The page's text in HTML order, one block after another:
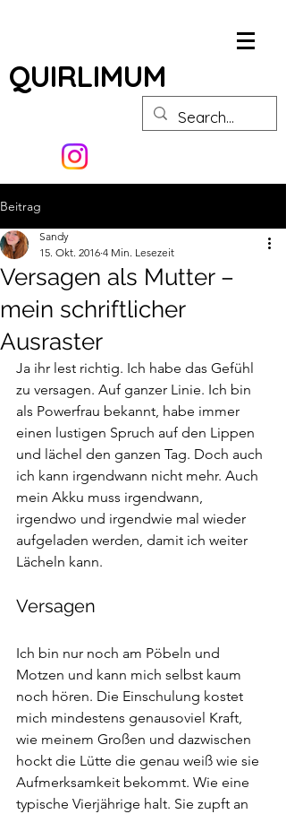
QUIRLIMUM
Beitrag
Versagen als Mutter –
mein schriftlicher
Ausraster
Sandy
15. Okt. 2016 4 Min. Lesezeit
Ja ihr lest richtig. Ich habe das Gefühl
zu versagen. Auf ganzer Linie. Ich bin
als Powerfrau bekannt, habe immer
einen lustigen Spruch auf den Lippen
und lächel den ganzen Tag. Doch auch
ich kann irgendwann nicht mehr. Auch
mein Akku muss irgendwann,
irgendwo und irgendwie mal wieder
aufgeladen werden, damit ich weiter
Lächeln kann.
Versagen
Ich bin nur noch am Pöbeln und
Motzen und kann mich selbst kaum
noch hören. Die Einschulung kostet
mich mindestens genausoviel Kraft,
wie meinem Großen und dazwischen
hockt die Lütte die genau weiß wie sie
Aufmerksamkeit bekommt. Wie eine
typische Vierjährige halt. Sie zupft an